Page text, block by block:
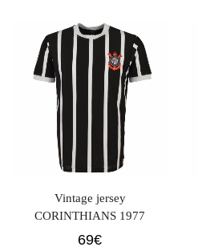
Vintage jersey
CORINTHIANS 1977
69€